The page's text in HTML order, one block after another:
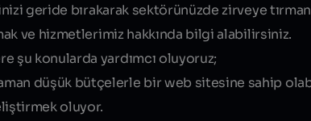
geride bırakarak sektörünüzde zirveye
ve hizmetlerimiz hakkında bilgi alabilirsiniz.
şu konularda yardımcı oluyoruz;
düşük bütçelerle bir web sitesine sahip
oluyor.